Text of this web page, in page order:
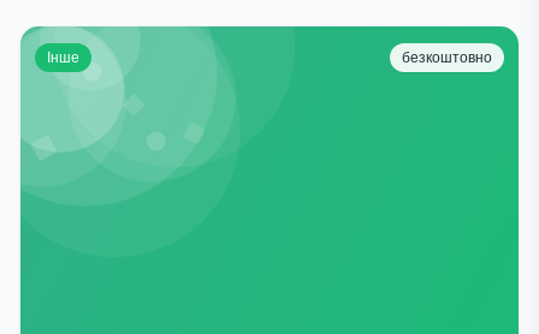
Інше безкоштовно